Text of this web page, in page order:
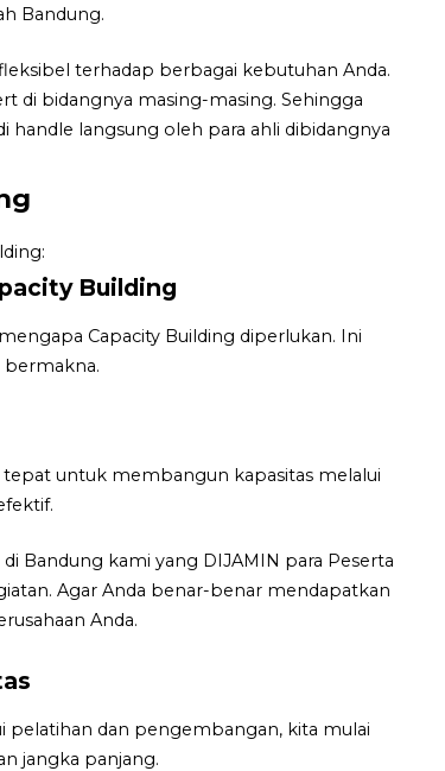
Bandung.
terhadap berbagai kebutuhan Anda.
di bidangnya masing-masing. Sehingga
handle langsung oleh para ahli dibidangnya
Building
Capacity Building diperlukan. Ini
tepat untuk membangun kapasitas melalui
Bandung kami yang DIJAMIN para Peserta
Agar Anda benar-benar mendapatkan
Anda.
pelatihan dan pengembangan, kita mulai
jangka panjang.